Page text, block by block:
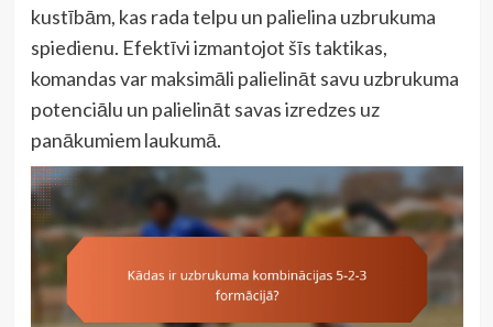
kustībām, kas rada telpu un palielina uzbrukuma
spiedienu. Efektīvi izmantojot šīs taktikas,
komandas var maksimāli palielināt savu uzbrukuma
potenciālu un palielināt savas izredzes uz
panākumiem laukumā.